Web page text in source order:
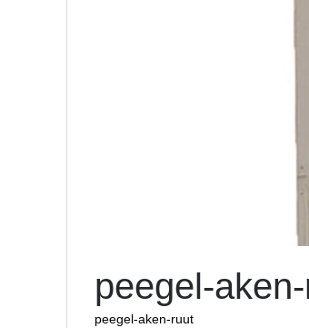
peegel-
peegel-aken-ruut